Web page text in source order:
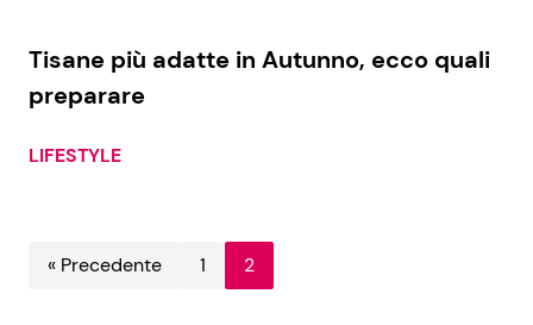
Tisane più adatte in Autunno, ecco quali
preparare
LIFESTYLE
« Precedente 1 2